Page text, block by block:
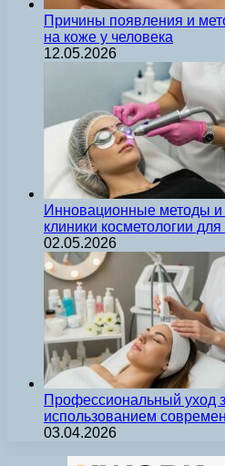
Причины появления и
на коже у человека
12.05.2026
Инновационные методы и
клиники косметологии
02.05.2026
Профессиональный уход
использованием
03.04.2026